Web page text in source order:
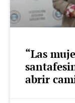
“Las
abrir